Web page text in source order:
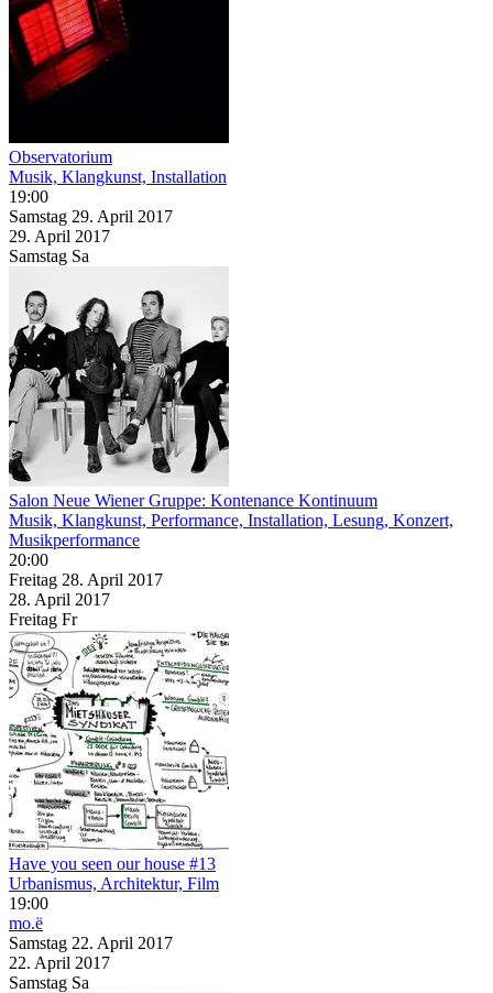
Observatorium
Musik, Klangkunst, Installation
19:00
Samstag 29. April 2017
29. April 2017
Samstag Sa
Salon Neue Wiener Gruppe: Kontenance Kontinuum
Musik, Klangkunst, Performance, Installation, Lesung, Konzert,
Musikperformance
20:00
Freitag 28. April 2017
28. April 2017
Freitag Fr
Have you seen our house #13
Urbanismus, Architektur, Film
19:00
mo.ë
Samstag 22. April 2017
22. April 2017
Samstag Sa